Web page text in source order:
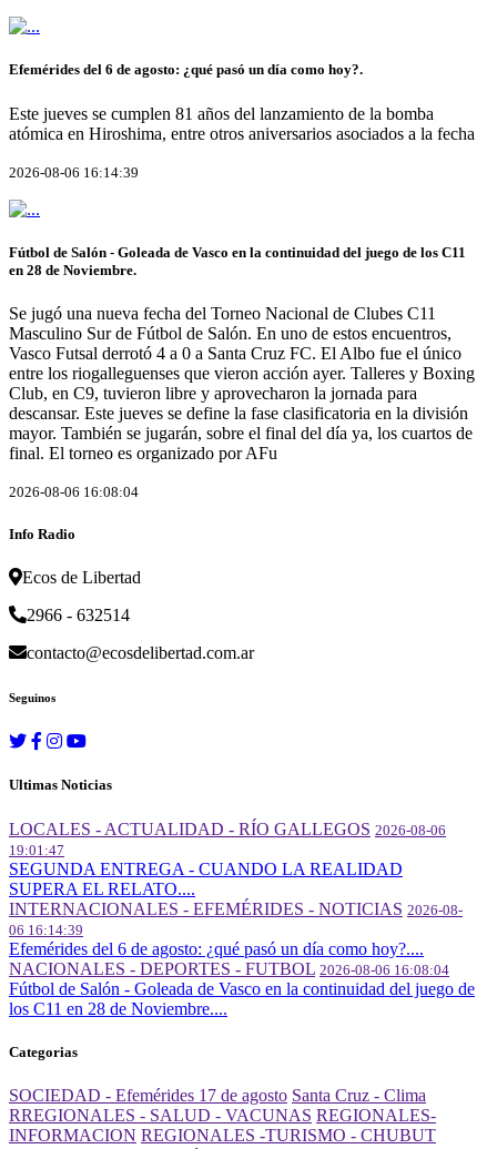
Efemérides del 6 de agosto: ¿qué pasó un día como hoy?.
Este jueves se cumplen 81 años del lanzamiento de la bomba
atómica en Hiroshima, entre otros aniversarios asociados a la fecha
2026-08-06 16:14:39
Fútbol de Salón - Goleada de Vasco en la continuidad del juego de los C11
en 28 de Noviembre.
Se jugó una nueva fecha del Torneo Nacional de Clubes C11
Masculino Sur de Fútbol de Salón. En uno de estos encuentros,
Vasco Futsal derrotó 4 a 0 a Santa Cruz FC. El Albo fue el único
entre los riogalleguenses que vieron acción ayer. Talleres y Boxing
Club, en C9, tuvieron libre y aprovecharon la jornada para
descansar. Este jueves se define la fase clasificatoria en la división
mayor. También se jugarán, sobre el final del día ya, los cuartos de
final. El torneo es organizado por AFu
2026-08-06 16:08:04
Info Radio
Ecos de Libertad
2966 - 632514
contacto@ecosdelibertad.com.ar
Seguinos
Ultimas Noticias
LOCALES - ACTUALIDAD - RÍO GALLEGOS 2026-08-06
19:01:47
SEGUNDA ENTREGA - CUANDO LA REALIDAD
SUPERA EL RELATO....
INTERNACIONALES - EFEMÉRIDES - NOTICIAS 2026-08-
06 16:14:39
Efemérides del 6 de agosto: ¿qué pasó un día como hoy?....
NACIONALES - DEPORTES - FUTBOL 2026-08-06 16:08:04
Fútbol de Salón - Goleada de Vasco en la continuidad del juego de
los C11 en 28 de Noviembre....
Categorias
SOCIEDAD - Efemérides 17 de agosto Santa Cruz - Clima
RREGIONALES - SALUD - VACUNAS REGIONALES-
INFORMACION REGIONALES -TURISMO - CHUBUT